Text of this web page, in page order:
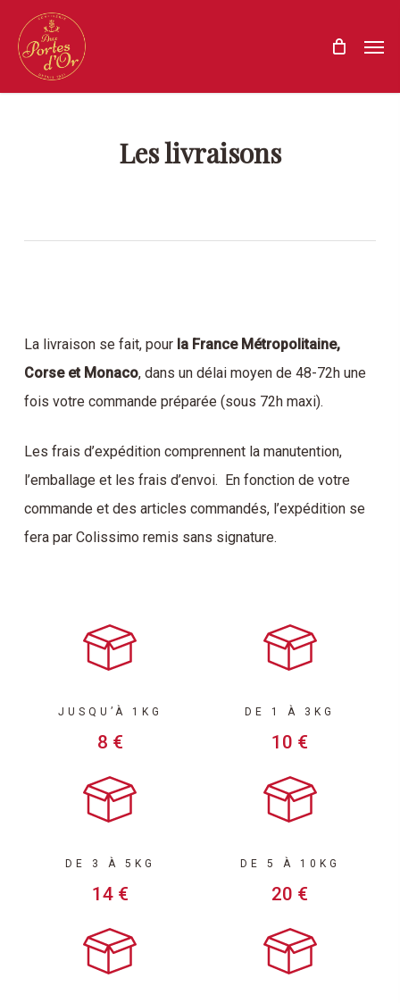
main
content
Les livraisons
La livraison se fait, pour la France Métropolitaine,
Corse et Monaco, dans un délai moyen de 48-72h une
fois votre commande préparée (sous 72h maxi).
Les frais d’expédition comprennent la manutention,
l’emballage et les frais d’envoi. En fonction de votre
commande et des articles commandés, l’expédition se
fera par Colissimo remis sans signature.
JUSQU’À 1KG
8 €
DE 1 À 3KG
10 €
DE 3 À 5KG
14 €
DE 5 À 10KG
20 €